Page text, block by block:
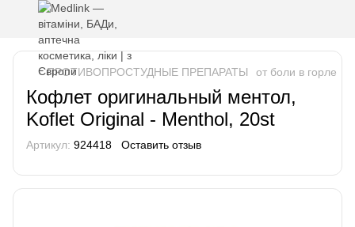
ПРОТИВОПРОСТУДНЫЕ ПРЕПАРАТЫ от боли в горле
Кофлет оригинальный ментол,
Koflet Original - Menthol, 20st
Артикул: 924418 Оставить отзыв